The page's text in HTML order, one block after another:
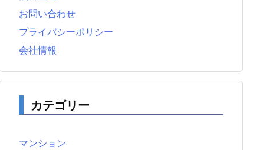
お問い合わせ
プライバシーポリシー
会社情報
カテゴリー
マンション